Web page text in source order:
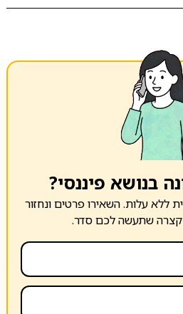
בנושא פיננסי?
ללא עלות. השאירו פרטים ונחזור
קצרה שתעשה לכם סדר.